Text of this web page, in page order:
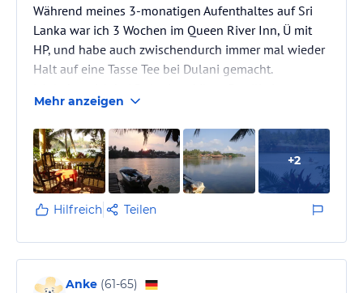
Während meines 3-monatigen Aufenthaltes auf Sri
Lanka war ich 3 Wochen im Queen River Inn, Ü mit
HP, und habe auch zwischendurch immer mal wieder
Halt auf eine Tasse Tee bei Dulani gemacht.
aufgehoben und sehr wohl gefühlt, konnte mit jeder
Bitte an sie herantreten und wurde immer freundlich
und zuvorkommend behandelt.
Das Guesthouse war für mich der ideale Rückzugsort,
Aluthgama Town in fussläufiger Entfernung.
Ich habe das Queen River Inn während der 3…
Mehr anzeigen
+2
Hilfreich Teilen
Anke (61-65)